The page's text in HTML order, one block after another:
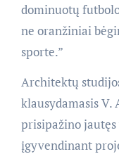
dominuotų
ne oranžiniai
sporte.”
Architektų
klausydamasis V.
prisipažino
įgyvendinant